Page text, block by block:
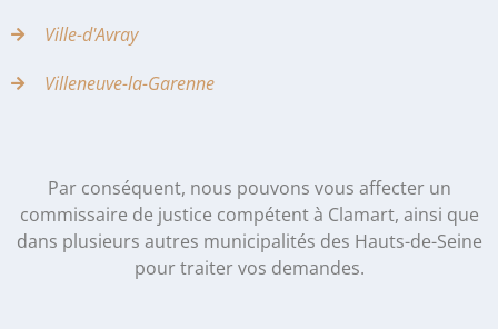
Ville-d'Avray
Villeneuve-la-Garenne
Par conséquent, nous pouvons vous affecter un
commissaire de justice compétent à Clamart, ainsi que
dans plusieurs autres municipalités des Hauts-de-Seine
pour traiter vos demandes.